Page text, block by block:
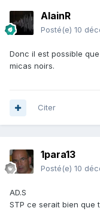
AlainR
Posté(e) 10
Donc il est possible
micas noirs.
Citer
1para13
Posté(e) 10
AD.S
STP ce serait bien que